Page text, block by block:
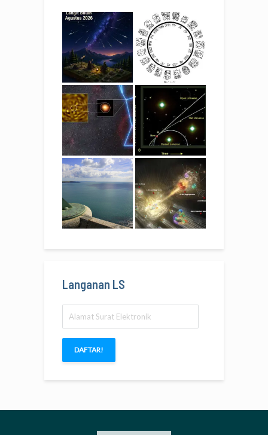
Langanan LS
Surat
Elektronik
DAFTAR!